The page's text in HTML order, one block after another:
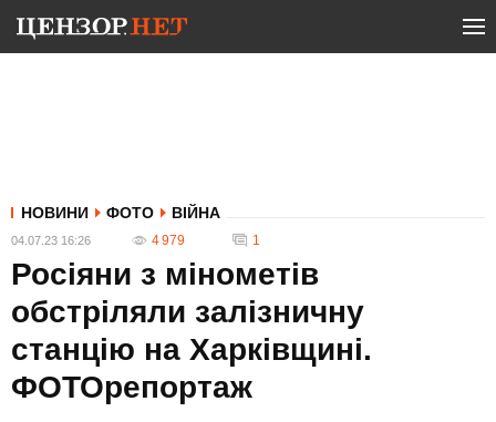
НОВИНИ ФОТО ВІЙНА
04.07.23 16:26 4 979 1
Росіяни з мінометів
обстріляли залізничну
станцію на Харківщині.
ФОТОрепортаж